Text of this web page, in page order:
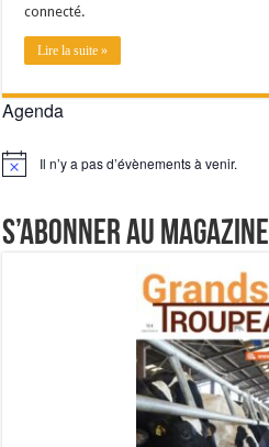
connecté.
Lire la suite »
Agenda
Notice Il n’y a pas d’évènements à venir.
S’abonner au magazine